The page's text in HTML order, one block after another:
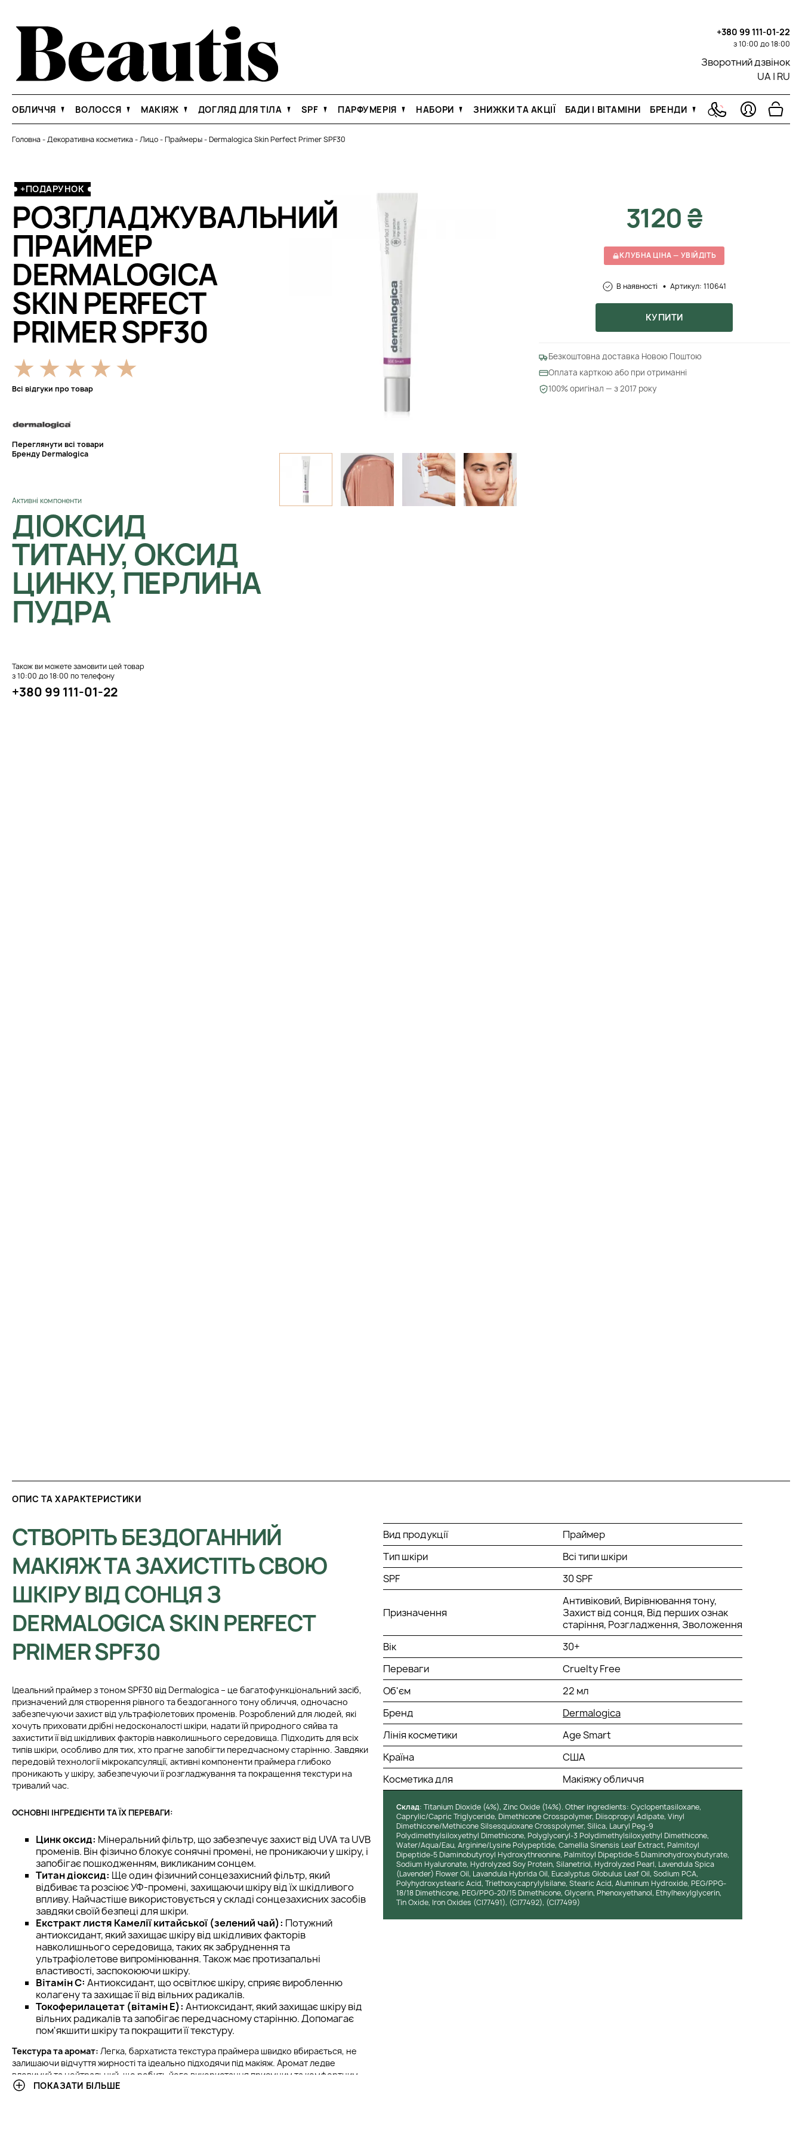
+380 99 111-01-22
з 10:00 до 18:00
Зворотний дзвінок
UA | RU
ОБЛИЧЧЯ ВОЛОССЯ МАКІЯЖ ДОГЛЯД ДЛЯ ТІЛА SPF ПАРФУМЕРІЯ НАБОРИ ЗНИЖКИ ТА АКЦІЇ БАДИ І ВІТАМІНИ БРЕНДИ
Головна-Декоративна косметика-Лицо-Праймеры-Dermalogica Skin Perfect Primer SPF30
+ПОДАРУНОК
РОЗГЛАДЖУВАЛЬНИЙ
ПРАЙМЕР
DERMALOGICA
SKIN PERFECT
PRIMER SPF30
Всі відгуки про товар
Переглянути всі товари
Бренду Dermalogica
Активні компоненти
ДІОКСИД
ТИТАНУ, ОКСИД
ЦИНКУ, ПЕРЛИНА
ПУДРА
Також ви можете замовити цей товар
з 10:00 до 18:00 по телефону
+380 99 111-01-22
3120 ₴
КЛУБНА ЦІНА — УВІЙДІТЬ
В наявності Артикул: 110641
КУПИТИ
Безкоштовна доставка Новою Поштою
Оплата карткою або при отриманні
100% оригінал — з 2017 року
ОПИС ТА ХАРАКТЕРИСТИКИ
СТВОРІТЬ БЕЗДОГАННИЙ
МАКІЯЖ ТА ЗАХИСТІТЬ СВОЮ
ШКІРУ ВІД СОНЦЯ З
DERMALOGICA SKIN PERFECT
PRIMER SPF30
Ідеальний праймер з тоном SPF30 від Dermalogica – це багатофункціональний засіб,
призначений для створення рівного та бездоганного тону обличчя, одночасно
забезпечуючи захист від ультрафіолетових променів. Розроблений для людей, які
хочуть приховати дрібні недосконалості шкіри, надати їй природного сяйва та
захистити її від шкідливих факторів навколишнього середовища. Підходить для всіх
типів шкіри, особливо для тих, хто прагне запобігти передчасному старінню. Завдяки
передовій технології мікрокапсуляції, активні компоненти праймера глибоко
проникають у шкіру, забезпечуючи її розгладжування та покращення текстури на
тривалий час.
ОСНОВНІ ІНГРЕДІЄНТИ ТА ЇХ ПЕРЕВАГИ:
Цинк оксид: Мінеральний фільтр, що забезпечує захист від UVA та UVB
променів. Він фізично блокує сонячні промені, не проникаючи у шкіру, і
запобігає пошкодженням, викликаним сонцем.
Титан діоксид: Ще один фізичний сонцезахисний фільтр, який
відбиває та розсіює УФ-промені, захищаючи шкіру від їх шкідливого
впливу. Найчастіше використовується у складі сонцезахисних засобів
завдяки своїй безпеці для шкіри.
Екстракт листя Камелії китайської (зелений чай): Потужний
антиоксидант, який захищає шкіру від шкідливих факторів
навколишнього середовища, таких як забруднення та
ультрафіолетове випромінювання. Також має протизапальні
властивості, заспокоюючи шкіру.
Вітамін С: Антиоксидант, що освітлює шкіру, сприяє виробленню
колагену та захищає її від вільних радикалів.
Токоферилацетат (вітамін E): Антиоксидант, який захищає шкіру від
вільних радикалів та запобігає передчасному старінню. Допомагає
пом'якшити шкіру та покращити її текстуру.
Текстура та аромат: Легка, бархатиста текстура праймера швидко вбирається, не
залишаючи відчуття жирності та ідеально підходячи під макіяж. Аромат ледве
вловимий та нейтральний, що робить його використання приємним та комфортним
для чутливої шкіри.
ПОКАЗАТИ БІЛЬШЕ
Вид продукції
Праймер
Тип шкіри
Всі типи шкіри
SPF
30 SPF
Призначення
Антивіковий, Вирівнювання тону,
Захист від сонця, Від перших ознак
старіння, Розгладження, Зволоження
Вік
30+
Переваги
Cruelty Free
Об'єм
22 мл
Бренд
Dermalogica
Лінія косметики
Age Smart
Країна
США
Косметика для
Макіяжу обличчя
Cклад: Titanium Dioxide (4%), Zinc Oxide (14%). Other ingredients: Cyclopentasiloxane,
Caprylic/Capric Triglyceride, Dimethicone Crosspolymer, Diisopropyl Adipate, Vinyl
Dimethicone/Methicone Silsesquioxane Crosspolymer, Silica, Lauryl Peg-9
Polydimethylsiloxyethyl Dimethicone, Polyglyceryl-3 Polydimethylsiloxyethyl Dimethicone,
Water/Aqua/Eau, Arginine/Lysine Polypeptide, Camellia Sinensis Leaf Extract, Palmitoyl
Dipeptide-5 Diaminobutyroyl Hydroxythreonine, Palmitoyl Dipeptide-5 Diaminohydroxybutyrate,
Sodium Hyaluronate, Hydrolyzed Soy Protein, Silanetriol, Hydrolyzed Pearl, Lavendula Spica
(Lavender) Flower Oil, Lavandula Hybrida Oil, Eucalyptus Globulus Leaf Oil, Sodium PCA,
Polyhydroxystearic Acid, Triethoxycaprylylsilane, Stearic Acid, Aluminum Hydroxide, PEG/PPG-
18/18 Dimethicone, PEG/PPG-20/15 Dimethicone, Glycerin, Phenoxyethanol, Ethylhexylglycerin,
Tin Oxide, Iron Oxides (CI77491), (CI77492), (CI77499)